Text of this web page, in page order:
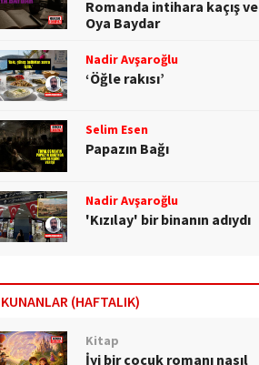
Romanda intihara kaçış ve
Oya Baydar
Nadir Avşaroğlu
‘Öğle rakısı’
Selim Esen
Papazın Bağı
Nadir Avşaroğlu
'Kızılay' bir binanın adıydı
(HAFTALIK)
Kitap
İyi bir çocuk romanı nasıl